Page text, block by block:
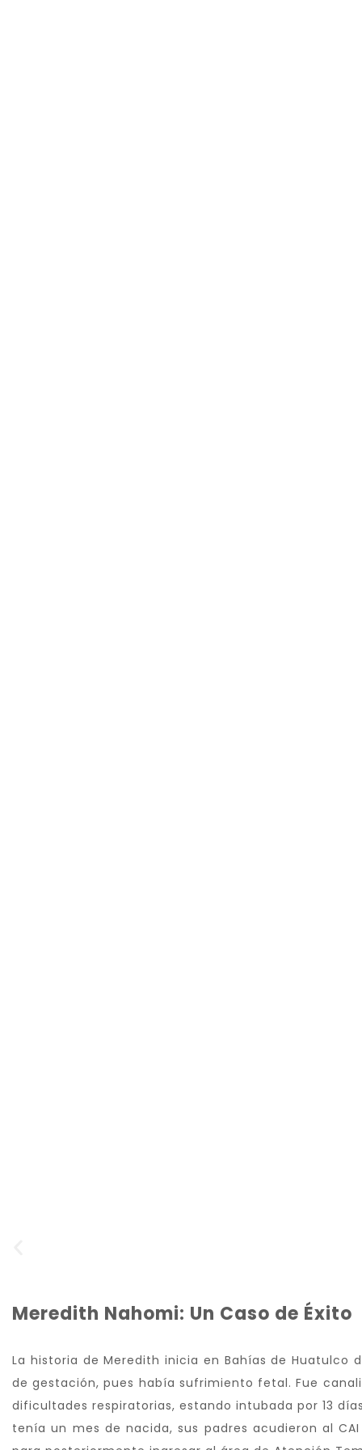
Meredith Nahomi: Un Caso de Éxito
La historia de Meredith inicia en Bahías de Huatulco
de gestación, pues había sufrimiento fetal. Fue
dificultades respiratorias, estando intubada por 13
tenía un mes de nacida, sus padres acudieron al